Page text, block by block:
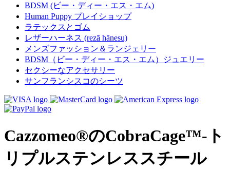
BDSM (ビー・ディー・エス・エム)
Human Puppy プレイショップ
ラテックスとゴム
レザーハーネス (rezā hānesu)
メンズファッション＆ランジェリー
BDSM（ビー・ディー・エス・エム）ジュエリー
セクシーなアクセサリー
サンフランシスコのシーツ
Cazzomeo®のCobraCage™-ト
リプルステンレススチール